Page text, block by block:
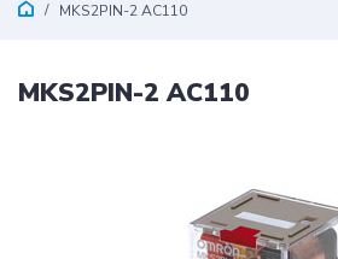
MKS2PIN-2 AC110
MKS2PIN-2 AC110